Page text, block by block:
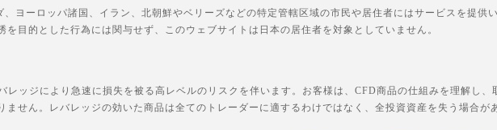
ヨーロッパ諸国、イラン、北朝鮮やベリーズなどの特定管轄区域の市民や居住者にはサービスを提供
を目的とした行為には関与せず、このウェブサイトは日本の居住者を対象としていません。
レッジにより急速に損失を被る高レベルのリスクを伴います。お客様は、CFD商品の仕組みを理解し
ません。レバレッジの効いた商品は全てのトレーダーに適するわけではなく、全投資資産を失う場合が